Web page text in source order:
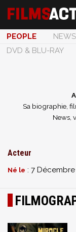
PEOPLE NEWS
DVD & BLU-RAY
Sa biographie,
News,
Acteur
Né le : 7